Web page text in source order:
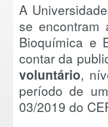
A
se encontram
Bioquímica e
contar da
voluntário,
período de
03/2019 do